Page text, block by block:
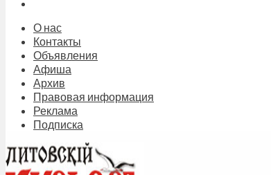
О нас
Контакты
Объявления
Афиша
Архив
Правовая информация
Реклама
Подписка